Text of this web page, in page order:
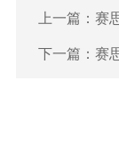
上一篇： 赛
下一篇： 赛